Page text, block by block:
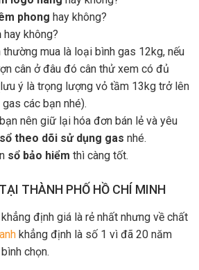
phong hay không?
hay không?
mua là loại bình gas 12kg, nếu
cân ở đâu đó cân thử xem có đủ
ý là trọng lượng vỏ tầm 13kg trở lên
các bạn nhé).
nên giữ lại hóa đơn bán lẻ và yêu
sổ theo dõi sử dụng gas nhé.
sổ bảo hiểm thì càng tốt.
THÀNH PHỐ HỒ CHÍ MINH
định giá là rẻ nhất nhưng về chất
khẳng định là số 1 vì đã 20 năm
chọn.